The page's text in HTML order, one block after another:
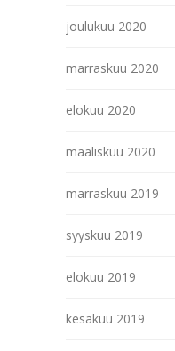
joulukuu 2020
marraskuu 2020
elokuu 2020
maaliskuu 2020
marraskuu 2019
syyskuu 2019
elokuu 2019
kesäkuu 2019